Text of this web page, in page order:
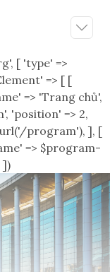
[ 'type' =>
=> [ [
=> 'Trang chủ',
'position' => 2,
url('/program'), ], [
=> $program-
])